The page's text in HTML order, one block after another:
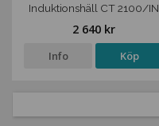
Induktionshäll CT 2100/IN
2 640 kr
Info Köp